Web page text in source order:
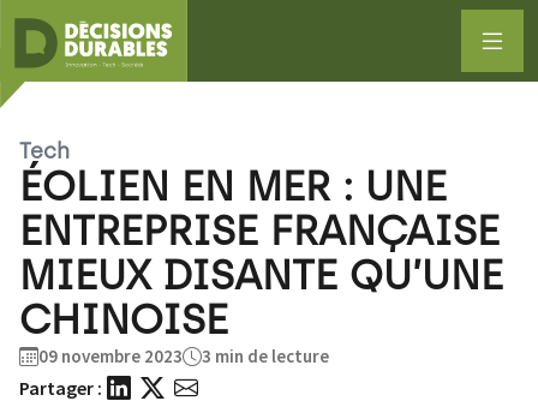
Tech
ÉOLIEN EN MER : UNE
ENTREPRISE FRANÇAISE
MIEUX DISANTE QU’UNE
CHINOISE
09 novembre 2023 3 min de lecture
Partager :